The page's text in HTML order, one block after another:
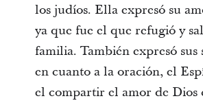
los judíos. Ella expresó su
ya que fue el que refugió y
familia. También expresó sus
en cuanto a la oración, el
el compartir el amor de Dios